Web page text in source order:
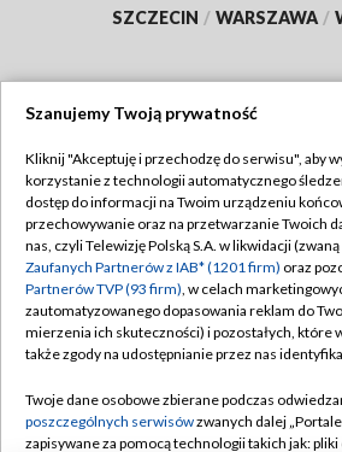
SZCZECIN / WARSZAWA /
TVP
Abonament TVP
Emisja w TVP
Centrum informacji TVP
Naziemna Telewizja Cyfrowa
Rada Programowa
Regulamin TVP
Polityka
Moje zgody
Pomoc
Kontakt
Szanujemy Twoją prywatność
Kliknij "Akceptuję i przechodzę do serwisu", aby
korzystanie z technologii automatycznego
dostęp do informacji na Twoim urządzeniu
przechowywanie oraz na przetwarzanie Twoich
nas, czyli Telewizję Polską S.A. w likwidacji
Zaufanych Partnerów z IAB* (1201 firm) oraz
Partnerów TVP (93 firm), w celach
zautomatyzowanego dopasowania reklam do
mierzenia ich skuteczności) i pozostałych, które
także zgody na udostępnianie przez nas
Twoje dane osobowe zbierane podczas
poszczególnych serwisówzwanych dalej
zapisywane za pomocą technologii takich jak: